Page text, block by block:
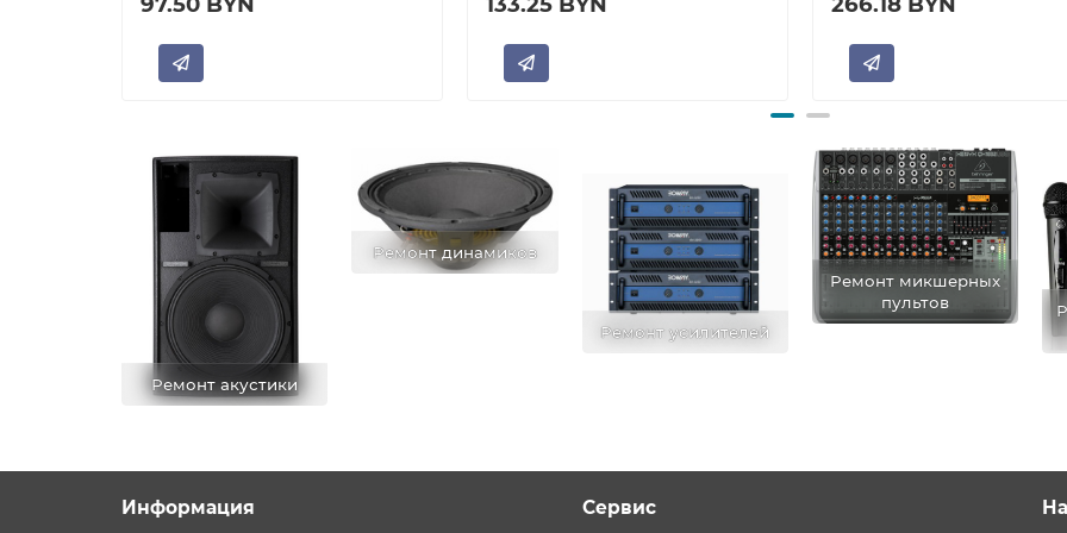
Ремонт акустики
Ремонт динамиков
Ремонт усилителей
Ремонт микшерных
пультов
Информация Сервис